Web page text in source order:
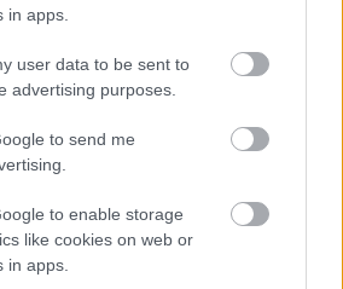
in apps.
user data to be sent to
advertising purposes.
to send me
to enable storage
like cookies on web or
in apps.
Csángó Fesztivál
ma indul a XXXIV. Csángó